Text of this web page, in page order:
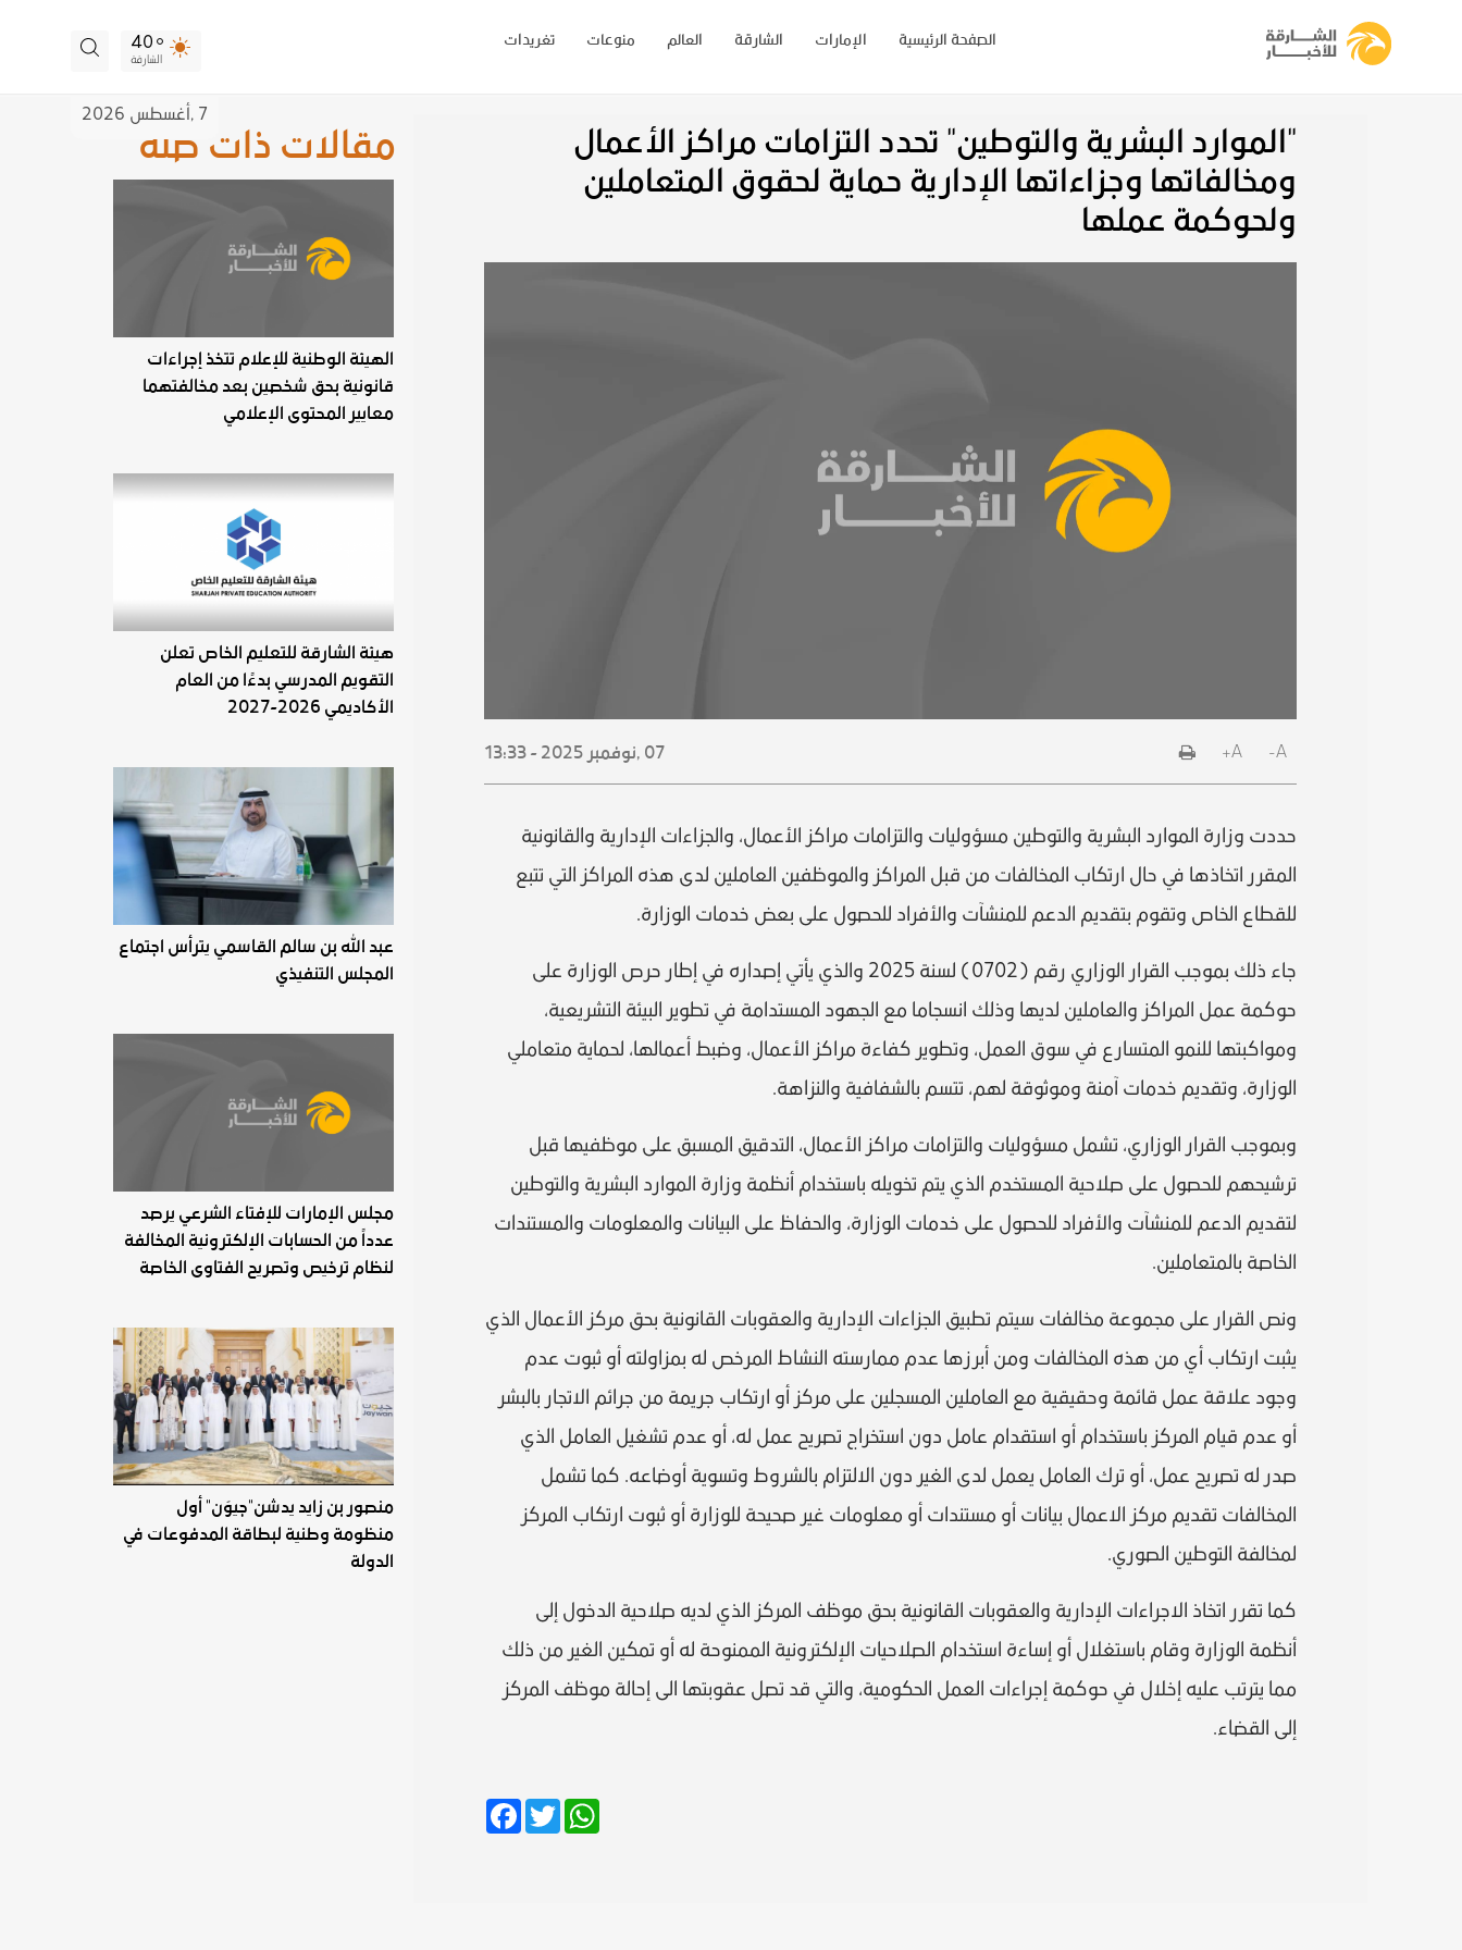
40
الشارقة
تغريدات منوعات العالم الشارقة الإمارات الصفحة الرئيسية
7 , أغسطس 2026
مقالات ذات صلة
الهيئة الوطنية للإعلام تتخذ إجراءات
قانونية بحق شخصين بعد مخالفتهما
معايير المحتوى الإعلامي
هيئة الشارقة للتعليم الخاص تعلن
التقويم المدرسي بدءًا من العام
الأكاديمي 2026-2027
عبد الله بن سالم القاسمي يترأس اجتماع
المجلس التنفيذي
مجلس الإمارات للإفتاء الشرعي يرصد
عدداً من الحسابات الإلكترونية المخالفة
لنظام ترخيص وتصريح الفتاوى الخاصة
منصور بن زايد يدشن"جيوَن" أول
منظومة وطنية لبطاقة المدفوعات في
الدولة
"الموارد البشرية والتوطين" تحدد التزامات مراكز الأعمال
ومخالفاتها وجزاءاتها الإدارية حماية لحقوق المتعاملين
ولحوكمة عملها
A-
A+
07 , نوفمبر 2025 - 13:33
حددت وزارة الموارد البشرية والتوطين مسؤوليات والتزامات مراكز الأعمال، والجزاءات الإدارية والقانونية
المقرر اتخاذها في حال ارتكاب المخالفات من قبل المراكز والموظفين العاملين لدى هذه المراكز التي تتبع
للقطاع الخاص وتقوم بتقديم الدعم للمنشآت والأفراد للحصول على بعض خدمات الوزارة.
جاء ذلك بموجب القرار الوزاري رقم (0702) لسنة 2025 والذي يأتي إصداره في إطار حرص الوزارة على
حوكمة عمل المراكز والعاملين لديها وذلك انسجاما مع الجهود المستدامة في تطوير البيئة التشريعية،
ومواكبتها للنمو المتسارع في سوق العمل، وتطوير كفاءة مراكز الأعمال، وضبط أعمالها، لحماية متعاملي
الوزارة، وتقديم خدمات آمنة وموثوقة لهم، تتسم بالشفافية والنزاهة.
وبموجب القرار الوزاري، تشمل مسؤوليات والتزامات مراكز الأعمال، التدقيق المسبق على موظفيها قبل
ترشيحهم للحصول على صلاحية المستخدم الذي يتم تخويله باستخدام أنظمة وزارة الموارد البشرية والتوطين
لتقديم الدعم للمنشآت والأفراد للحصول على خدمات الوزارة، والحفاظ على البيانات والمعلومات والمستندات
الخاصة بالمتعاملين.
ونص القرار على مجموعة مخالفات سيتم تطبيق الجزاءات الإدارية والعقوبات القانونية بحق مركز الأعمال الذي
يثبت ارتكاب أي من هذه المخالفات ومن أبرزها عدم ممارسته النشاط المرخص له بمزاولته أو ثبوت عدم
وجود علاقة عمل قائمة وحقيقية مع العاملين المسجلين على مركز أو ارتكاب جريمة من جرائم الاتجار بالبشر
أو عدم قيام المركز باستخدام أو استقدام عامل دون استخراج تصريح عمل له، أو عدم تشغيل العامل الذي
صدر له تصريح عمل، أو ترك العامل يعمل لدى الغير دون الالتزام بالشروط وتسوية أوضاعه. كما تشمل
المخالفات تقديم مركز الاعمال بيانات أو مستندات أو معلومات غير صحيحة للوزارة أو ثبوت ارتكاب المركز
لمخالفة التوطين الصوري.
كما تقرر اتخاذ الاجراءات الإدارية والعقوبات القانونية بحق موظف المركز الذي لديه صلاحية الدخول إلى
أنظمة الوزارة وقام باستغلال أو إساءة استخدام الصلاحيات الإلكترونية الممنوحة له أو تمكين الغير من ذلك
مما يترتب عليه إخلال في حوكمة إجراءات العمل الحكومية، والتي قد تصل عقوبتها الى إحالة موظف المركز
إلى القضاء.
Facebook
TwitterWhatsApp